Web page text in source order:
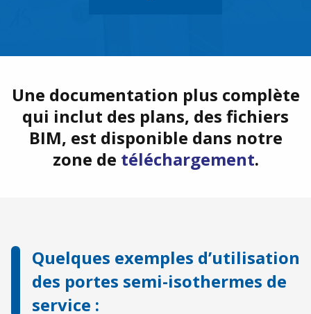
Une documentation plus complète
qui inclut des plans, des fichiers
BIM, est disponible dans notre
zone de téléchargement.
Quelques exemples d’utilisation
des portes semi-isothermes de
service :